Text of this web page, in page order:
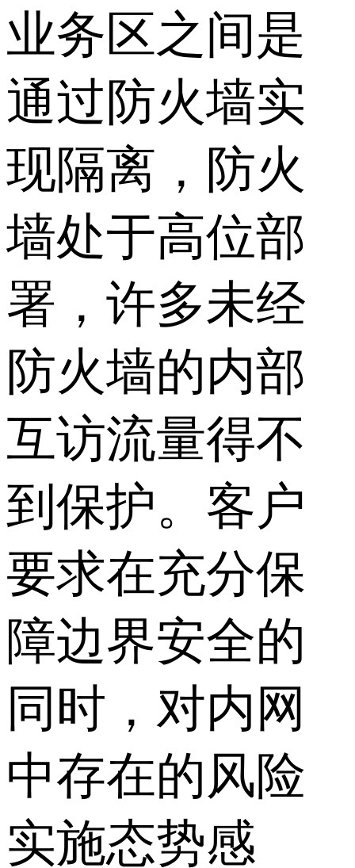
业务区之间是
通过防火墙实
现隔离，防火
墙处于高位部
署，许多未经
防火墙的内部
互访流量得不
到保护。客户
要求在充分保
障边界安全的
同时，对内网
中存在的风险
实施态势感